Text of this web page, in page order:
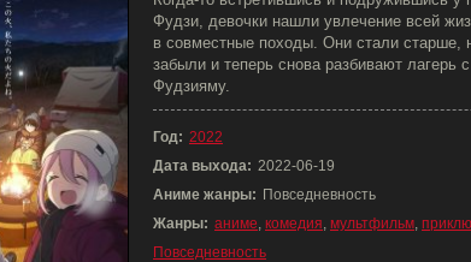
Фудзи, девочки нашли увлечение всей
в совместные походы. Они стали старше,
забыли и теперь снова разбивают лагерь
Фудзияму.
Год: 2022
Дата выхода: 2022-06-19
Аниме жанры: Повседневность
Жанры: аниме, комедия, мультфильм,
Повседневность